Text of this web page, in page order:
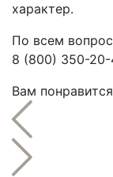
характер.
По всем
8 (800) 350-20-
Вам понравится